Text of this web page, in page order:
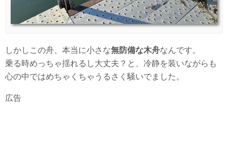
しかしこの舟、本当に小さな無防備な木舟なんです。
乗る時めっちゃ揺れるし大丈夫？と、冷静を装いながらも
心の中ではめちゃくちゃうるさく騒いでました。
広告